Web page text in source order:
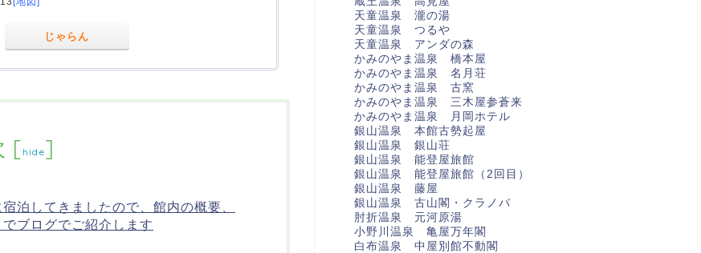
じゃらん
[ hide]
してきましたので、館内の概要、
ブログでご紹介します
天童温泉 瀧の湯
天童温泉 つるや
天童温泉 アンダの森
かみのやま温泉 橋本屋
かみのやま温泉 名月荘
かみのやま温泉 古窯
かみのやま温泉 三木屋参蒼来
かみのやま温泉 月岡ホテル
銀山温泉 本館古勢起屋
銀山温泉 銀山荘
銀山温泉 能登屋旅館
銀山温泉 能登屋旅館（2回目）
銀山温泉 藤屋
銀山温泉 古山閣・クラノバ
肘折温泉 元河原湯
小野川温泉 亀屋万年閣
白布温泉 中屋別館不動閣